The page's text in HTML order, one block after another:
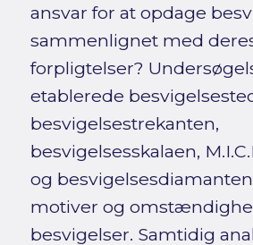
ansvar for at opdage
sammenlignet med
forpligtelser?
etablerede
besvigelsestrekanten,
besvigelsesskalaen,
og
motiver og
besvigelser. Samtidig